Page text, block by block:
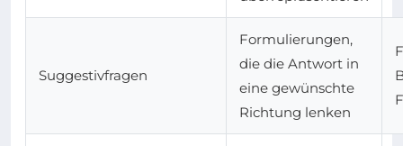
Suggestivfragen
Formulierungen,
die die Antwort in
eine gewünschte
Richtung lenken